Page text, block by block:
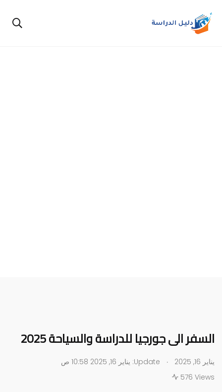
السفر الى جورجيا للدراسة والسياحة 2025
يناير 16, 2025 .
576 Views